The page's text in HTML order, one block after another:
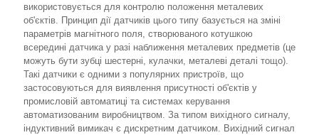
використовується для контролю положення металевих
об'єктів. Принцип дії датчиків цього типу базується на зміні
параметрів магнітного поля, створюваного котушкою
всередині датчика у разі наближення металевих предметів (це
можуть бути зубці шестерні, кулачки, металеві деталі тощо).
Такі датчики є одними з популярних пристроїв, що
застосовуються для виявлення присутності об'єктів у
промисловій автоматиці та системах керування
автоматизованим виробництвом. За типом вихідного сигналу,
індуктивний вимикач є дискретним датчиком. Вихідний сигнал